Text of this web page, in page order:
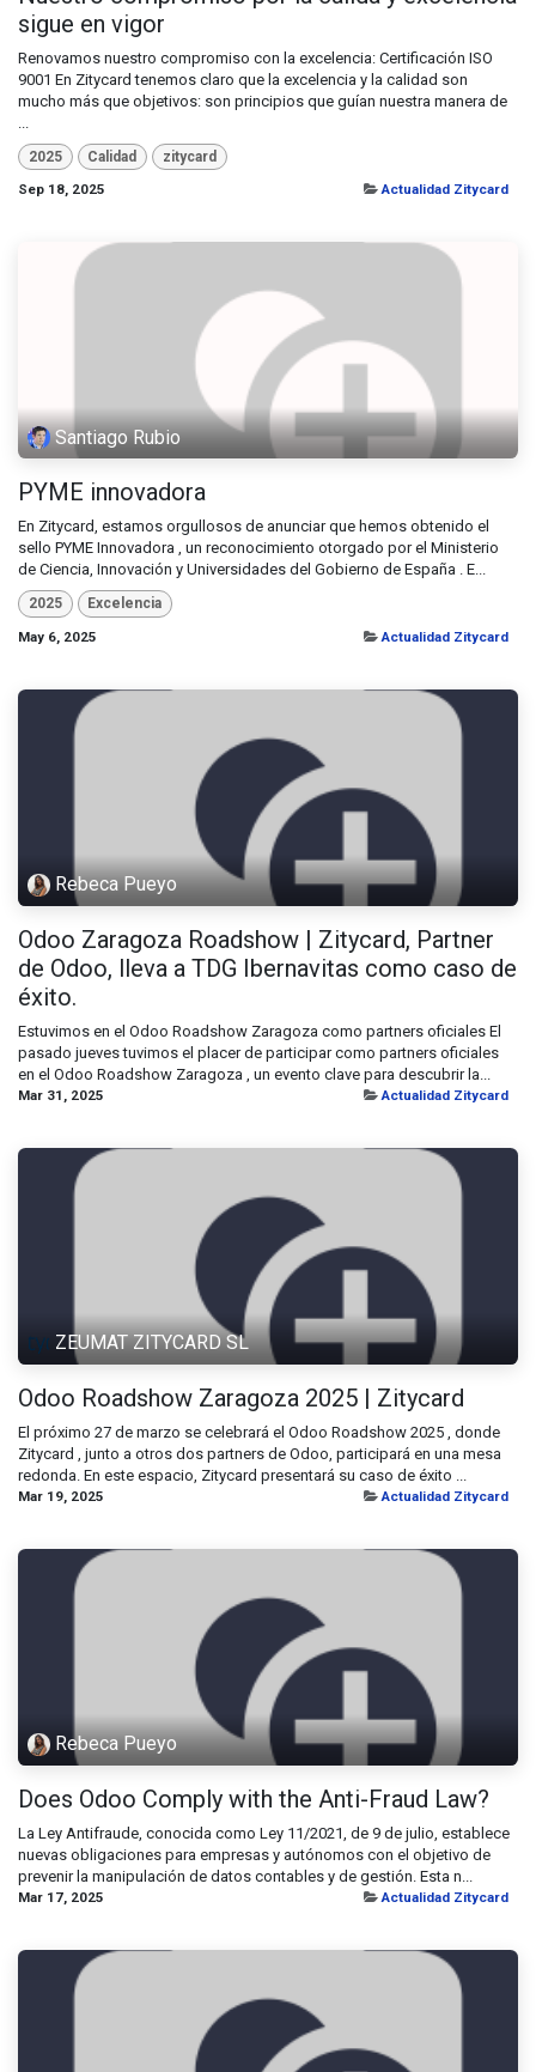
sigue en vigor
Renovamos nuestro compromiso con la excelencia: Certificación ISO
9001 En Zitycard tenemos claro que la excelencia y la calidad son
mucho más que objetivos: son principios que guían nuestra manera de
2025 Calidad
zitycard
Sep 18, 2025
Actualidad Zitycard
Santiago Rubio
PYME innovadora
En Zitycard, estamos orgullosos de anunciar que hemos obtenido el
sello PYME Innovadora , un reconocimiento otorgado por el Ministerio
de Ciencia, Innovación y Universidades del Gobierno de España . E...
2025
Excelencia
May 6, 2025
Actualidad Zitycard
Rebeca Pueyo
Odoo Zaragoza Roadshow | Zitycard, Partner
de Odoo, lleva a TDG Ibernavitas como caso de
éxito.
Estuvimos en el Odoo Roadshow Zaragoza como partners oficiales El
pasado jueves tuvimos el placer de participar como partners oficiales
en el Odoo Roadshow Zaragoza , un evento clave para descubrir la...
Mar 31, 2025 Actualidad Zitycard
ZEUMAT ZITYCARD SL
Odoo Roadshow Zaragoza 2025 | Zitycard
El próximo 27 de marzo se celebrará el Odoo Roadshow 2025 , donde
Zitycard , junto a otros dos partners de Odoo, participará en una mesa
redonda. En este espacio, Zitycard presentará su caso de éxito ...
Mar 19, 2025 Actualidad Zitycard
Rebeca Pueyo
Does Odoo Comply with the Anti-Fraud Law?
La Ley Antifraude, conocida como Ley 11/2021, de 9 de julio, establece
nuevas obligaciones para empresas y autónomos con el objetivo de
prevenir la manipulación de datos contables y de gestión. Esta n...
Mar 17, 2025 Actualidad Zitycard